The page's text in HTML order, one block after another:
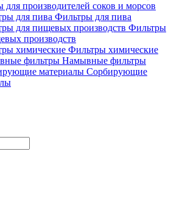
для производителей соков и морсов
Фильтры для пива
Фильтры
производств
Фильтры химические
Намывные фильтры
Сорбирующие